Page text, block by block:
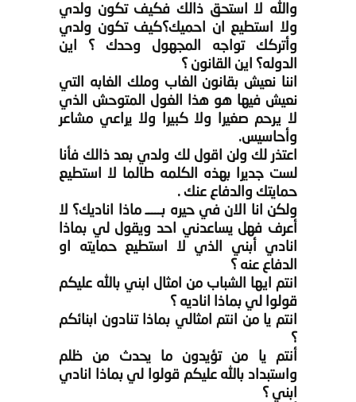
والله لا استحق ذالك فكيف تكون ولدي
ولا استطيع ان احميك؟كيف تكون ولدي
وأتركك تواجه المجهول وحدك ؟ اين
الدوله؟ اين القانون ؟
اننا نعيش بقانون الغاب وملك الغابه التي
نعيش فيها هو هذا الغول المتوحش الذي
لا يرحم صغيرا ولا كبيرا ولا يراعي مشاعر
وأحاسيس.
اعتذر لك ولن اقول لك ولدي بعد ذالك فأنا
لست جديرا بهذه الكلمه طالما لا استطيع
حمايتك والدفاع عنك .
ولكن انا الان في حيره بـــــ ماذا اناديك؟ لا
أعرف فهل يساعدني احد ويقول لي بماذا
انادي أبني الذي لا استطيع حمايته او
الدفاع عنه ؟
انتم ايها الشباب من امثال ابني بالله عليكم
قولوا لي بماذا اناديه ؟
انتم يا من انتم امثالي بماذا تنادون ابنائكم
؟
أنتم يا من تؤيدون ما يحدث من ظلم
واستبداد بالله عليكم قولوا لي بماذا انادي
ابني ؟